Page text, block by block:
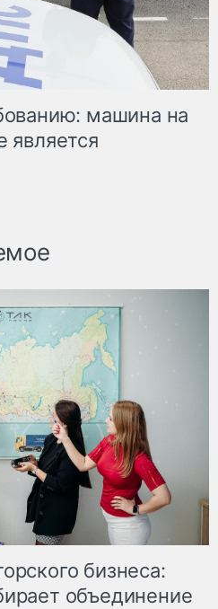
машина на
является
бизнеса:
объединение